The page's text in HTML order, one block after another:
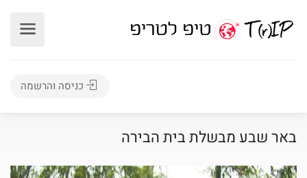
כניסה והרשמה
באר שבע מבשלת בית הבירה